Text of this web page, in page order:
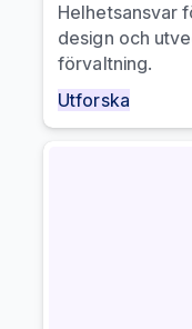
Helhetsansvar
design och
förvaltning.
Utforska